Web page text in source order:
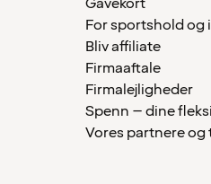
For sportshold
Bliv affiliate
Firmaaftale
Firmalejligheder
Spenn – dine
Vores partnere